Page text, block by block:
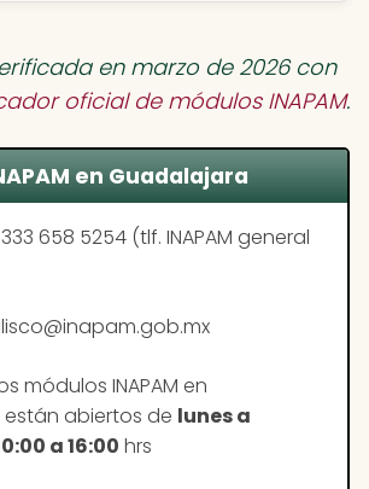
en marzo de 2026 con
oficial de módulos INAPAM.
en Guadalajara
333 658 5254 (tlf. INAPAM general
módulos INAPAM en
abiertos de lunes a
a 16:00 hrs